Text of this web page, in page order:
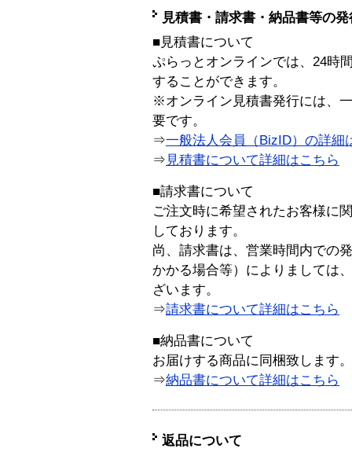
見積書・請求書・納品書等の
■見積書について
ぷらっとオンラインでは、24時
することができます。
※オンライン見積書発行には、
要です。
⇒一般法人会員（BizID）の詳細
⇒ 見積書について詳細はこちら
■請求書について
ご注文時に希望されたお客様に
しております。
尚、請求書は、営業時間内での
かかる場合等）によりましては
ざいます。
⇒請求書について詳細はこちら
■納品書について
お届けする商品に同梱致します。
⇒納品書について詳細はこちら
返品について